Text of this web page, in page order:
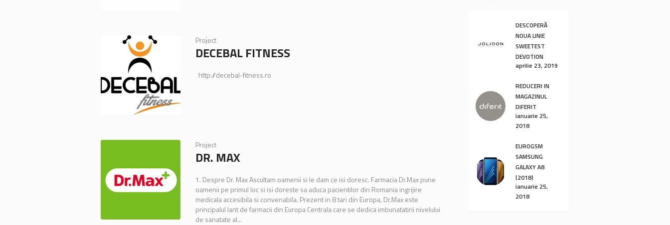
Project
DECEBAL FITNESS
http://decebal-fitness.ro
Project
DR. MAX
1. Despre Dr. Max Ascultam oamenii si le dam ce isi doresc. Farmacia Dr.Max pune
oamenii pe primul loc si isi doreste sa aduca pacientilor din Romania ingrijire
medicala accesibila si convenabila. Prezent in 8 tari din Europa, Dr.Max este
principalul lant de farmacii din Europa Centrala care se dedica imbunatatirii nivelului
de sanatate al...
DESCOPERĂ
NOUA LINIE
SWEETEST
DEVOTION
aprilie 23, 2019
REDUCERI IN
MAGAZINUL
DIFERIT
ianuarie 25,
2018
EUROGSM
SAMSUNG
GALAXY A8
(2018)
ianuarie 25,
2018